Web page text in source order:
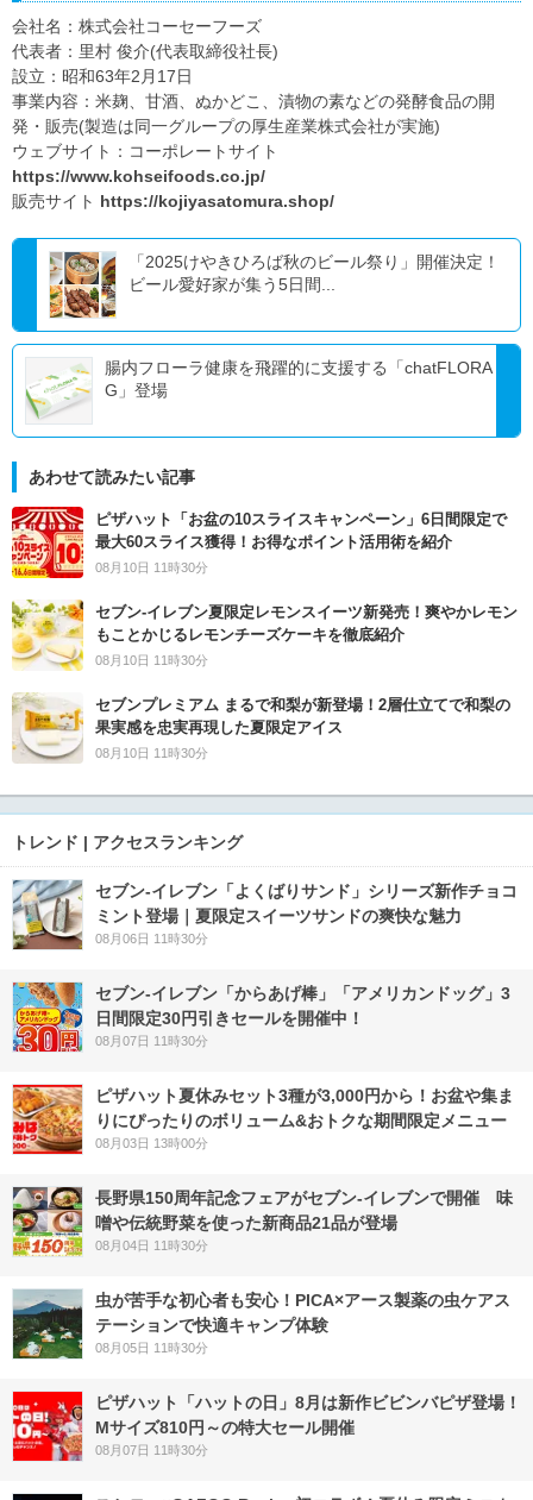
会社名：株式会社コーセーフーズ
代表者：里村 俊介(代表取締役社長)
設立：昭和63年2月17日
事業内容：米麹、甘酒、ぬかどこ、漬物の素などの発酵食品の開
発・販売(製造は同一グループの厚生産業株式会社が実施)
ウェブサイト：コーポレートサイト
https://www.kohseifoods.co.jp/
販売サイト https://kojiyasatomura.shop/
「2025けやきひろば秋のビール祭り」開催決定！
ビール愛好家が集う5日間...
腸内フローラ健康を飛躍的に支援する「chatFLORA
G」登場
あわせて読みたい記事
ピザハット「お盆の10スライスキャンペーン」6日間限定で
最大60スライス獲得！お得なポイント活用術を紹介
08月10日 11時30分
セブン‐イレブン夏限定レモンスイーツ新発売！爽やかレモン
もことかじるレモンチーズケーキを徹底紹介
08月10日 11時30分
セブンプレミアム まるで和梨が新登場！2層仕立てで和梨の
果実感を忠実再現した夏限定アイス
08月10日 11時30分
トレンド | アクセスランキング
セブン‐イレブン「よくばりサンド」シリーズ新作チョコ
ミント登場｜夏限定スイーツサンドの爽快な魅力
08月06日 11時30分
セブン‐イレブン「からあげ棒」「アメリカンドッグ」3
日間限定30円引きセールを開催中！
08月07日 11時30分
ピザハット夏休みセット3種が3,000円から！お盆や集ま
りにぴったりのボリューム&おトクな期間限定メニュー
08月03日 13時00分
長野県150周年記念フェアがセブン-イレブンで開催 味
噌や伝統野菜を使った新商品21品が登場
08月04日 11時30分
虫が苦手な初心者も安心！PICA×アース製薬の虫ケアス
テーションで快適キャンプ体験
08月05日 11時30分
ピザハット「ハットの日」8月は新作ビビンバピザ登場！
Mサイズ810円～の特大セール開催
08月07日 11時30分